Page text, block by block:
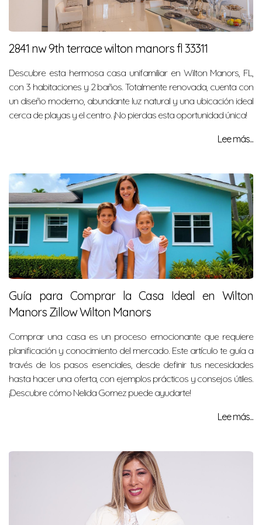
2841 nw 9th terrace wilton manors fl 33311
Descubre esta hermosa casa unifamiliar en Wilton Manors, FL,
con 3 habitaciones y 2 baños. Totalmente renovada, cuenta con
un diseño moderno, abundante luz natural y una ubicación ideal
cerca de playas y el centro. ¡No pierdas esta oportunidad única!
Lee más...
Guía para Comprar la Casa Ideal en Wilton
Manors Zillow Wilton Manors
Comprar una casa es un proceso emocionante que requiere
planificación y conocimiento del mercado. Este artículo te guía a
través de los pasos esenciales, desde definir tus necesidades
hasta hacer una oferta, con ejemplos prácticos y consejos útiles.
¡Descubre cómo Nelida Gomez puede ayudarte!
Lee más...